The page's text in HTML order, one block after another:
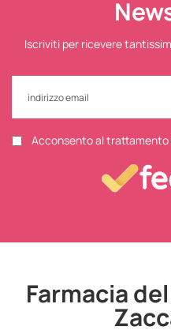
Iscriviti per ricevere
Acconsento al trattamento
Farmacia